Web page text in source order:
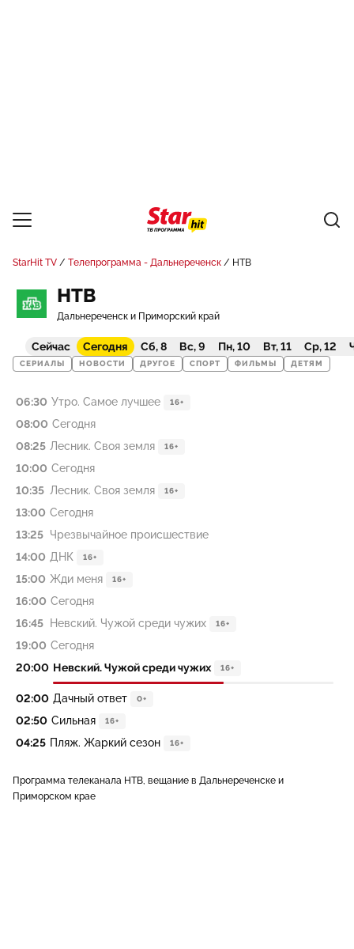
StarHit TV Телепрограмма - Дальнереченск НТВ
НТВ
Дальнереченск и Приморский край
Сейчас Сегодня Сб, 8 Вс, 9 Пн, 10 Вт, 11 Ср, 12
СЕРИАЛЫ НОВОСТИ ДРУГОЕ СПОРТ ФИЛЬМЫ ДЕТЯМ
06:30 Утро. Самое лучшее 16+
08:00 Сегодня
08:25 Лесник. Своя земля 16+
10:00 Сегодня
10:35 Лесник. Своя земля 16+
13:00 Сегодня
13:25 Чрезвычайное происшествие
14:00 ДНК 16+
15:00 Жди меня 16+
16:00 Сегодня
16:45
Невский. Чужой среди чужих 16+
19:00 Сегодня
20:00 Невский. Чужой среди чужих 16+
02:00 Дачный ответ 0+
02:50 Сильная 16+
04:25 Пляж. Жаркий сезон 16+
Программа телеканала НТВ, вещание в Дальнереченске и
Приморском крае